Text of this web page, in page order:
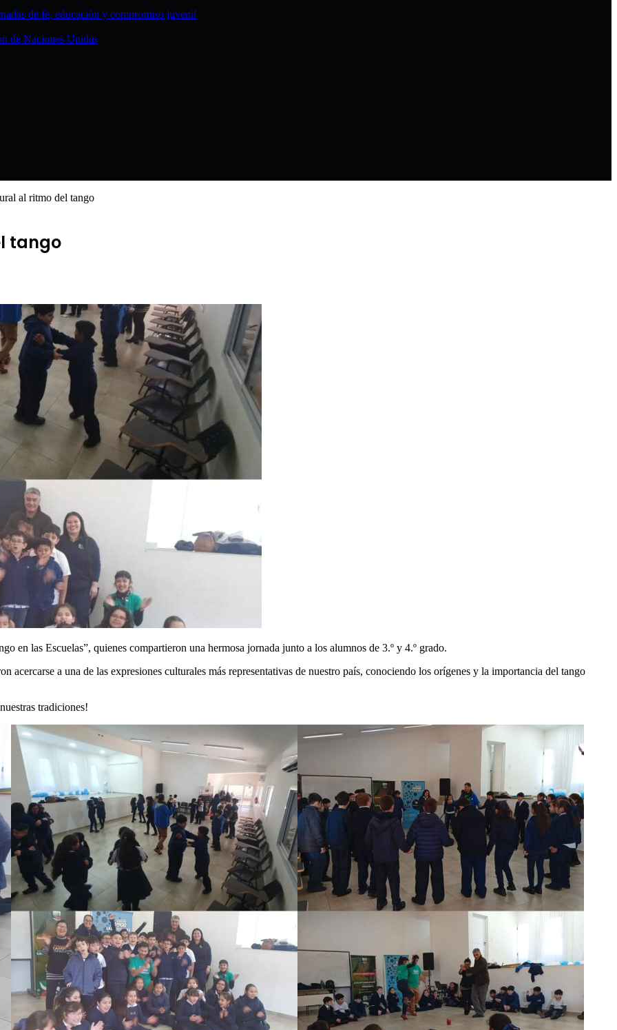
de fe, educación y compromiso juvenil
de Naciones Unidas
al ritmo del tango
tango
en las Escuelas”, quienes compartieron una hermosa jornada junto a los alumnos de 3.º y 4.º grado.
acercarse a una de las expresiones culturales más representativas de nuestro país, conociendo los orígenes y la importancia del tango
tradiciones!